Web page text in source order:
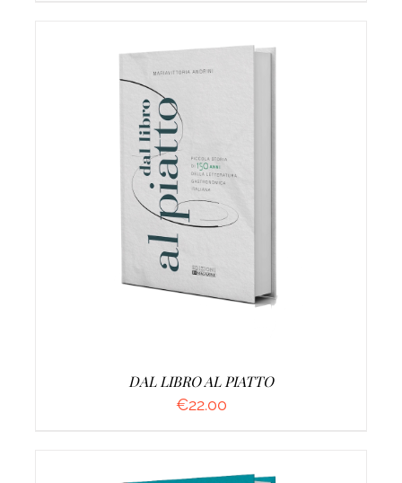
AGGIUNGI AL CARRELLO
DAL LIBRO AL PIATTO
€22.00